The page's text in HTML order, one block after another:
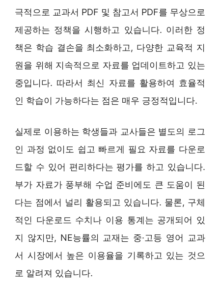
극적으로 교과서 PDF 및 참고서 PDF를 무상으로
제공하는 정책을 시행하고 있습니다. 이러한 정
책은 학습 결손을 최소화하고, 다양한 교육적 지
원을 위해 지속적으로 자료를 업데이트하고 있는
중입니다. 따라서 최신 자료를 활용하여 효율적
인 학습이 가능하다는 점은 매우 긍정적입니다.
실제로 이용하는 학생들과 교사들은 별도의 로그
인 과정 없이도 쉽고 빠르게 필요 자료를 다운로
드할 수 있어 편리하다는 평가를 하고 있습니다.
부가 자료가 풍부해 수업 준비에도 큰 도움이 된
다는 점에서 널리 활용되고 있습니다. 물론, 구체
적인 다운로드 수치나 이용 통계는 공개되어 있
지 않지만, NE능률의 교재는 중·고등 영어 교과
서 시장에서 높은 이용율을 기록하고 있는 것으
로 알려져 있습니다.